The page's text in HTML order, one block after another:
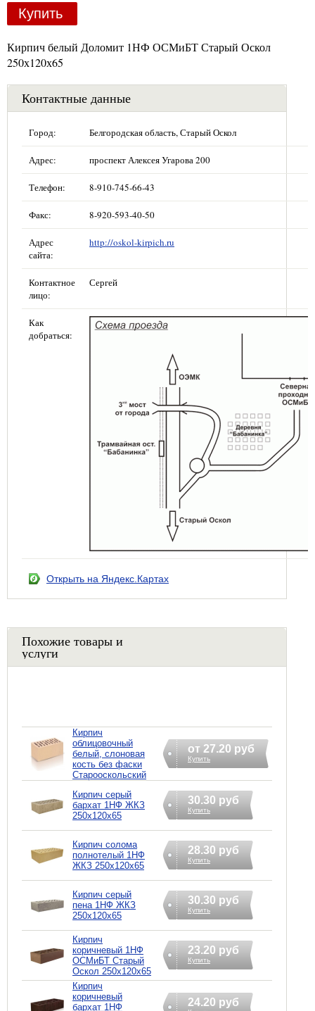
Купить
Кирпич белый Доломит 1НФ ОСМиБТ Старый Оскол
250х120х65
Контактные данные
Город: Белгородская область, Старый Оскол
Адрес: проспект Алексея Угарова 200
Телефон: 8-910-745-66-43
Факс: 8-920-593-40-50
Адрес
сайта:
http://oskol-kirpich.ru
Контактное
лицо:
Сергей
Как
добраться:
Открыть на Яндекс.Картах
Похожие товары и
услуги
Кирпич
облицовочный
белый, слоновая
кость без фаски
Старооскольский
от 27.20 руб
Купить
Кирпич серый
бархат 1НФ ЖКЗ
250х120х65
30.30 руб
Купить
Кирпич солома
полнотелый 1НФ
ЖКЗ 250х120х65
28.30 руб
Купить
Кирпич серый
пена 1НФ ЖКЗ
250х120х65
30.30 руб
Купить
Кирпич
коричневый 1НФ
ОСМиБТ Старый
Оскол 250х120х65
23.20 руб
Купить
Кирпич
коричневый
бархат 1НФ
24.20 руб